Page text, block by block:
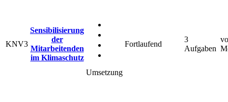
KNV3
Sensibilisierung
der
Mitarbeitenden
im Klimaschutz
Umsetzung
Fortlaufend
3
Aufgaben